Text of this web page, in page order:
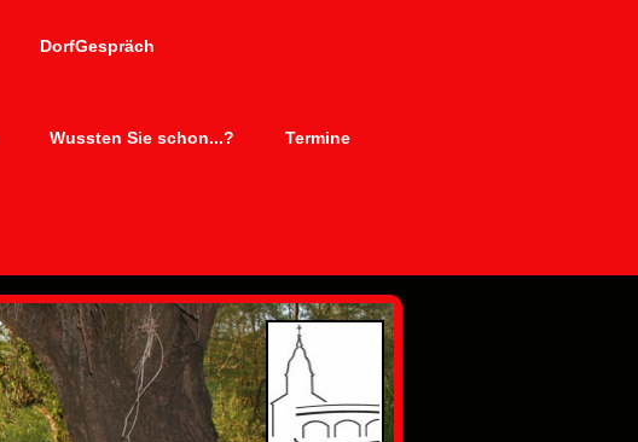
DorfGespräch
Wussten Sie schon...? Termine